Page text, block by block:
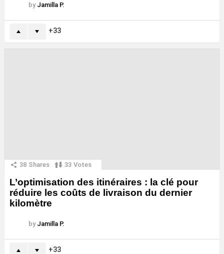
by Jamilla P.
33
38 Shares 33 Votes
L’optimisation des itinéraires : la clé pour
réduire les coûts de livraison du dernier
kilomètre
by Jamilla P.
33